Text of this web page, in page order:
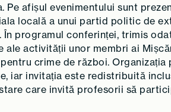
Pe afișul evenimentului sunt
locală a unui partid politic de
programul conferinței, trimis
activității unor membri ai
crime de război. Organizația
iar invitația este redistribuită
care invită profesorii să